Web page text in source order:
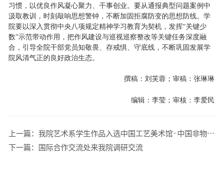
习惯，以优良作风凝心聚力、干事创业。要从通报典型问题案例中
汲取教训，时刻敲响思想警钟，不断加固拒腐防变的思想防线。学
院要以深入贯彻中央八项规定精神学习教育为契机，发挥“关键少
数”示范带动作用，把作风建设与巡视巡察整改等关键任务深度融
合，引导全院干部党员知敬畏、存戒惧、守底线，不断巩固发展学
院风清气正的良好政治生态。
撰稿：刘芙蓉；审稿：张琳琳
编辑：李莹；审核：李爱民
上一篇： 我院艺术系学生作品入选中国工艺美术馆·中国非物质文化遗产馆非遗市集
下一篇：
国际合作交流处来我院调研交流